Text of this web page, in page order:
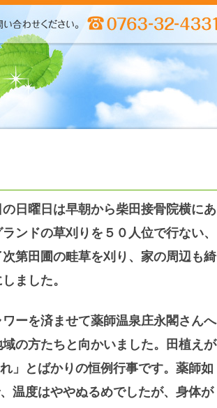
の日曜日は早朝から柴田接骨院横にあ
ランドの草刈りを５０人位で行ない、
次第田圃の畦草を刈り、家の周辺も綺
ました。
ワーを済ませて薬師温泉庄永閣さんへ
域の方たちと向かいました。田植えが
」とばかりの恒例行事です。薬師如
温度はややぬるめでしたが、身体が